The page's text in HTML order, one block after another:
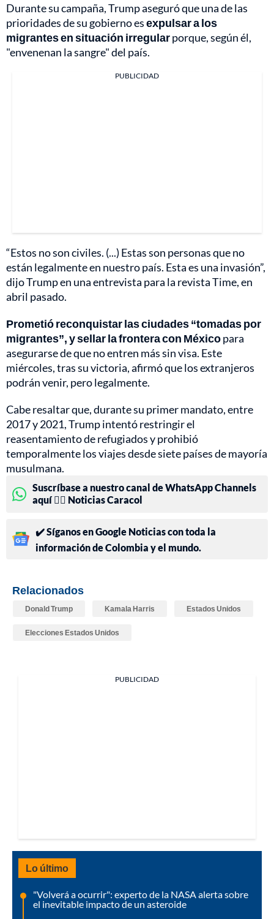
Durante su campaña, Trump aseguró que una de las
prioridades de su gobierno esexpulsar a los
migrantes en situación irregularporque, según él,
"envenenan la sangre" del país.
PUBLICIDAD
“Estos no son civiles. (...) Estas son personas que no
están legalmente en nuestro país. Esta es una invasión”,
dijo Trump en una entrevista para la revista Time, en
abril pasado.
Prometió reconquistar las ciudades “tomadas por
migrantes”, y sellar la frontera con Méxicopara
asegurarse de que no entren más sin visa. Este
miércoles, tras su victoria, afirmó que los extranjeros
podrán venir, pero legalmente.
Cabe resaltar que, durante su primer mandato, entre
2017 y 2021, Trump intentó restringir el
reasentamiento de refugiados y prohibió
temporalmente los viajes desde siete países de mayoría
musulmana.
Suscríbase a nuestro canal de WhatsApp Channels
aquí 👉🏻 Noticias Caracol
✔️ Síganos en Google Noticias con toda la
información de Colombia y el mundo.
Relacionados
Donald Trump Kamala Harris Estados Unidos
Elecciones Estados Unidos
PUBLICIDAD
Lo último
"Volverá a ocurrir": experto de la NASA alerta sobre
el inevitable impacto de un asteroide